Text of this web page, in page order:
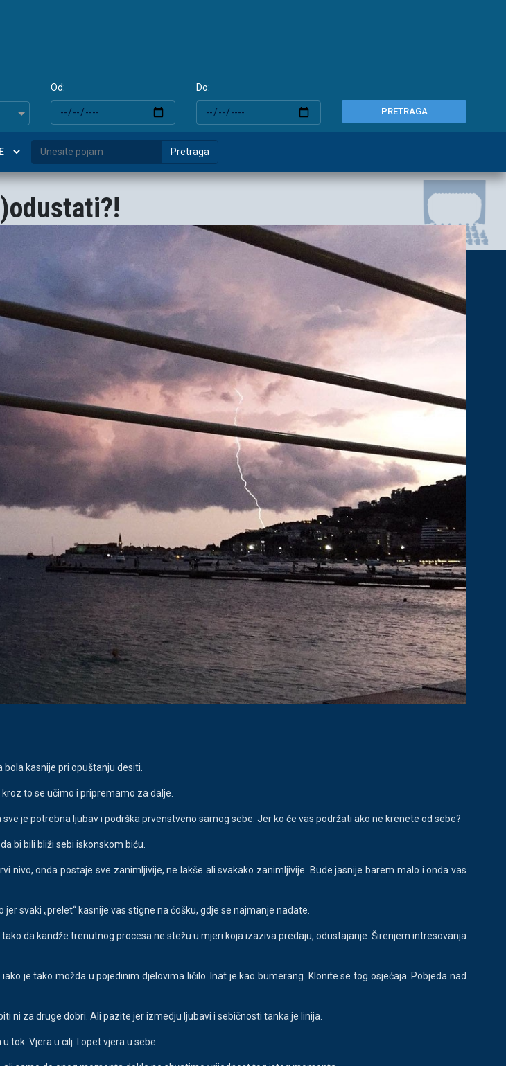
Od: Do:
PRETRAGA
Pretraga
kasnije pri opuštanju desiti.
to se učimo i pripremamo za dalje.
je potrebna ljubav i podrška prvenstveno samog sebe. Jer ko će vas podržati ako ne krenete od sebe?
bi bili bliži sebi iskonskom biću.
nivo, onda postaje sve zanimljivije, ne lakše ali svakako zanimljivije. Bude jasnije barem malo i onda vas
svaki „prelet“ kasnije vas stigne na ćošku, gdje se najmanje nadate.
da kandže trenutnog procesa ne stežu u mjeri koja izaziva predaju, odustajanje. Širenjem intresovanja
je tako možda u pojedinim djelovima ličilo. Inat je kao bumerang. Klonite se tog osjećaja. Pobjeda nad
ni za druge dobri. Ali pazite jer izmedju ljubavi i sebičnosti tanka je linija.
tok. Vjera u cilj. I opet vjera u sebe.